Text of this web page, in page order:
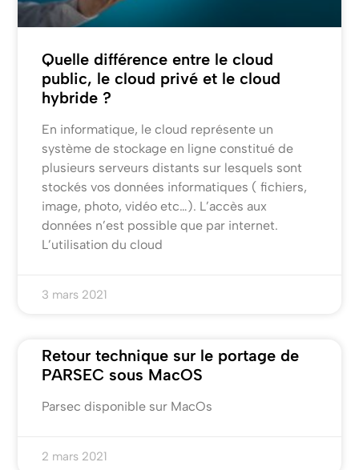
Quelle différence entre le cloud
public, le cloud privé et le cloud
hybride ?
En informatique, le cloud représente un
système de stockage en ligne constitué de
plusieurs serveurs distants sur lesquels sont
stockés vos données informatiques ( fichiers,
image, photo, vidéo etc…). L’accès aux
données n’est possible que par internet.
L’utilisation du cloud
3 mars 2021
Retour technique sur le portage de
PARSEC sous MacOS
Parsec disponible sur MacOs
2 mars 2021